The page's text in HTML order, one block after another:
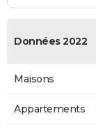
Données 2022
Maisons
Appartements